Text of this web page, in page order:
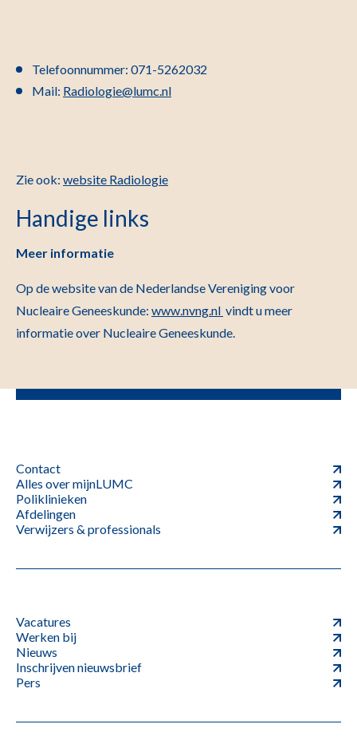
Telefoonnummer: 071-5262032
Mail: Radiologie@lumc.nl
Zie ook: website Radiologie
Handige links
Meer informatie
Op de website van de Nederlandse Vereniging voor
Nucleaire Geneeskunde: www.nvng.nl vindt u meer
informatie over Nucleaire Geneeskunde.
Contact
Alles over mijnLUMC
Poliklinieken
Afdelingen
Verwijzers & professionals
Vacatures
Werken bij
Nieuws
Inschrijven nieuwsbrief
Pers